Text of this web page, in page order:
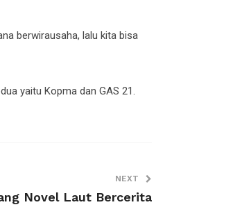
berwirausaha, lalu kita bisa
yaitu Kopma dan GAS 21.
NEXT
Novel Laut Bercerita